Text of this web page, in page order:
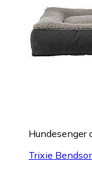
Hundesenger
Trixie